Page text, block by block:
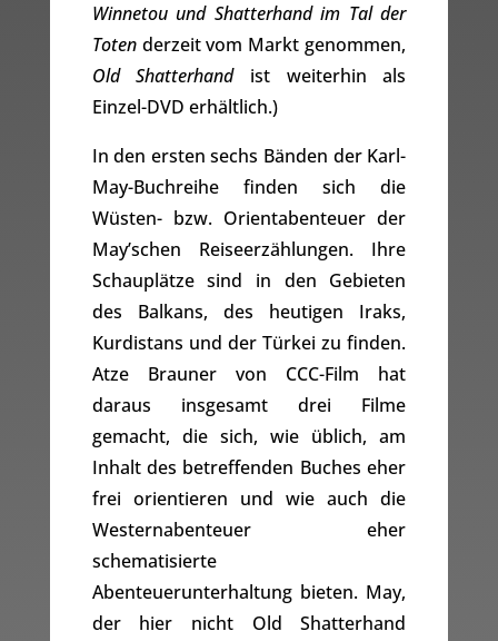
Winnetou und Shatterhand im Tal der
Totenderzeit vom Markt genommen,
Old Shatterhandist weiterhin als
Einzel-DVD erhältlich.)
In den ersten sechs Bänden der Karl-
May-Buchreihe finden sich die
Wüsten- bzw. Orientabenteuer der
May’schen Reiseerzählungen. Ihre
Schauplätze sind in den Gebieten
des Balkans, des heutigen Iraks,
Kurdistans und der Türkei zu finden.
Atze Brauner von CCC-Film hat
daraus insgesamt drei Filme
gemacht, die sich, wie üblich, am
Inhalt des betreffenden Buches eher
frei orientieren und wie auch die
Westernabenteuer eher
schematisierte
Abenteuerunterhaltung bieten. May,
der hier nicht Old Shatterhand